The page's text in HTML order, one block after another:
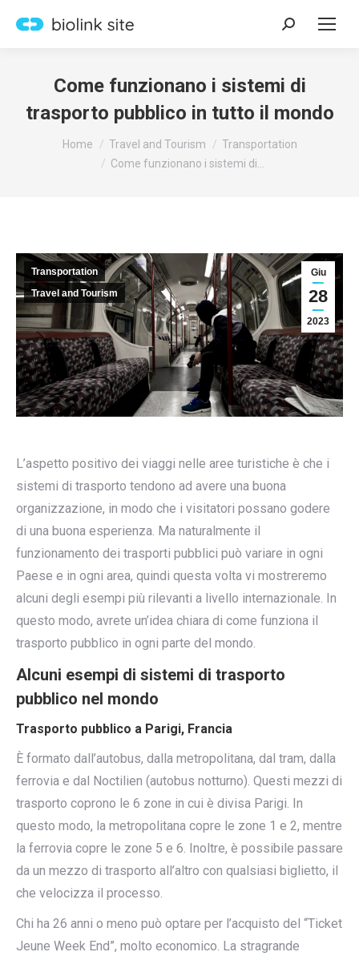
Search:
Come funzionano i sistemi di
trasporto pubblico in tutto il mondo
You are here:Home Travel and Tourism
Transportation
Come funzionano i sistemi di…
Giu
28
2023
Transportation
Travel and Tourism
L’aspetto positivo dei viaggi nelle aree turistiche è che i
sistemi di trasporto tendono ad avere una buona
organizzazione, in modo che i visitatori possano godere
di una buona esperienza. Ma naturalmente il
funzionamento dei trasporti pubblici può variare in ogni
Paese e in ogni area, quindi questa volta vi mostreremo
alcuni degli esempi più rilevanti a livello internazionale. In
questo modo, avrete un’idea chiara di come funziona il
trasporto pubblico in ogni parte del mondo.
Alcuni esempi di sistemi di trasporto
pubblico nel mondo
Trasporto pubblico a Parigi, Francia
È formato dall’autobus, dalla metropolitana, dal tram, dalla
ferrovia e dal Noctilien (autobus notturno). Questi mezzi di
trasporto coprono le 6 zone in cui è divisa Parigi. In
questo modo, la metropolitana copre le zone 1 e 2, mentre
la ferrovia copre le zone 5 e 6. Inoltre, è possibile passare
da un mezzo di trasporto all’altro con qualsiasi biglietto, il
che velocizza il processo.
Chi ha 26 anni o meno può optare per l’acquisto del “Ticket
Jeune Week End”, molto economico. La stragrande